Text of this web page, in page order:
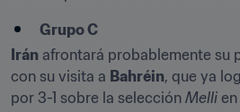
Grupo C
Irán afrontará probablemente su
con su visita a Bahréin, que ya
por 3-1 sobre la selección Melli